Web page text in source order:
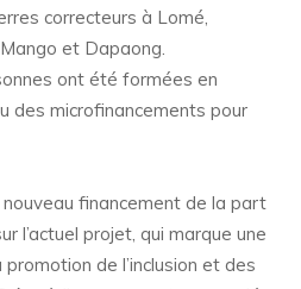
correcteurs à Lomé,
et Dapaong.
ont été formées en
des microfinancements pour
nouveau financement de la part
l’actuel projet, qui marque une
de l’inclusion et des